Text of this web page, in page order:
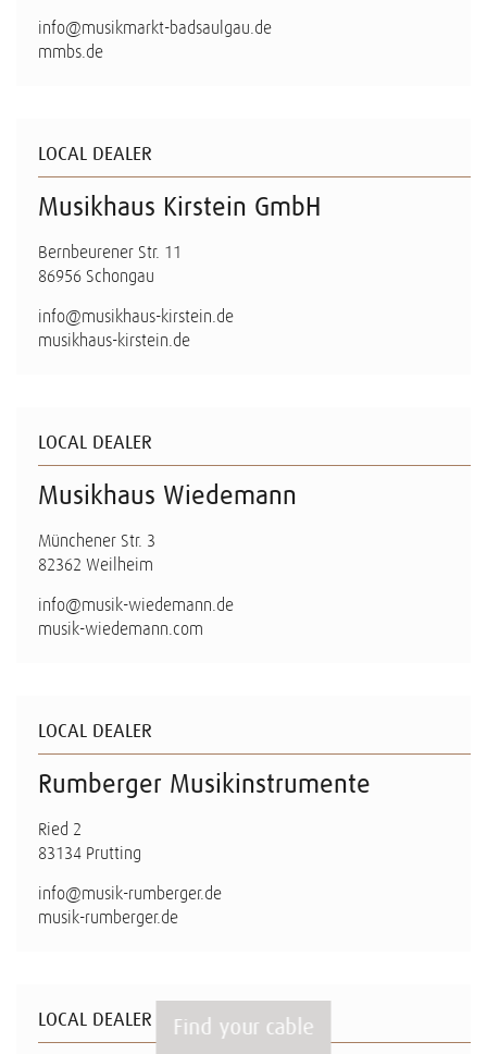
info@musikmarkt-badsaulgau.de
mmbs.de
LOCAL DEALER
Musikhaus Kirstein GmbH
Bernbeurener Str. 11
86956 Schongau
info@musikhaus-kirstein.de
musikhaus-kirstein.de
LOCAL DEALER
Musikhaus Wiedemann
Münchener Str. 3
82362 Weilheim
info@musik-wiedemann.de
musik-wiedemann.com
LOCAL DEALER
Rumberger Musikinstrumente
Ried 2
83134 Prutting
info@musik-rumberger.de
musik-rumberger.de
LOCAL DEALER Find your cable